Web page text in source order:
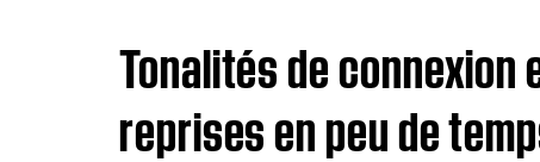
Tonalités de
reprises en peu de